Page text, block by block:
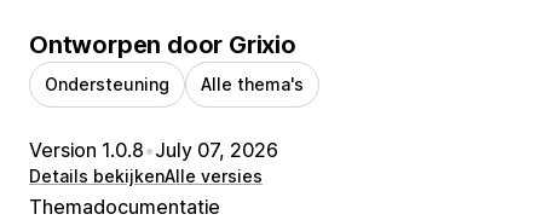
Ontworpen door Grixio
Ondersteuning Alle thema's
Version 1.0.8•July 07, 2026
Details bekijkenAlle versies
Themadocumentatie